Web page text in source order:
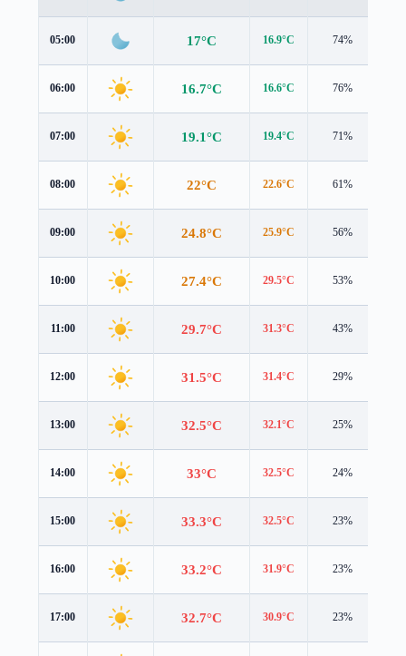
05:00 17°C 16.9°C 74%
06:00 16.7°C 16.6°C 76%
07:00 19.1°C 19.4°C 71%
08:00 22°C 22.6°C 61%
09:00 24.8°C 25.9°C 56%
10:00 27.4°C 29.5°C 53%
11:00 29.7°C 31.3°C 43%
12:00 31.5°C 31.4°C 29%
13:00 32.5°C 32.1°C 25%
14:00 33°C 32.5°C 24%
15:00 33.3°C 32.5°C 23%
16:00 33.2°C 31.9°C 23%
17:00 32.7°C 30.9°C 23%